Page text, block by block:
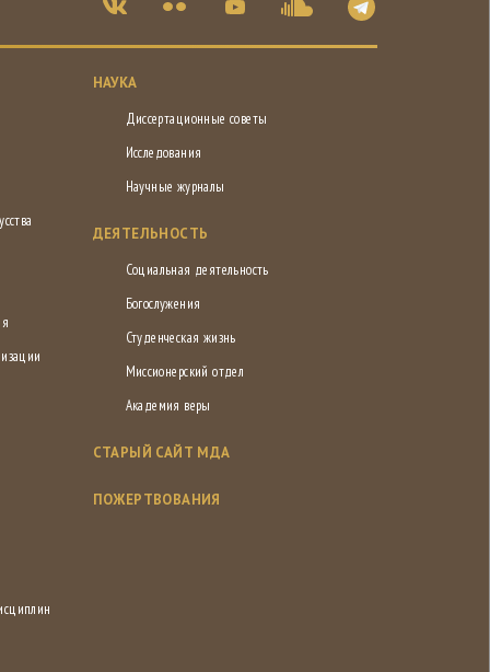
НАУКА
Диссертационные советы
Исследования
Научные журналы
ДЕЯТЕЛЬНОСТЬ
Социальная деятельность
Богослужения
Студенческая жизнь
Миссионерский отдел
Академия веры
СТАРЫЙ САЙТ МДА
ПОЖЕРТВОВАНИЯ